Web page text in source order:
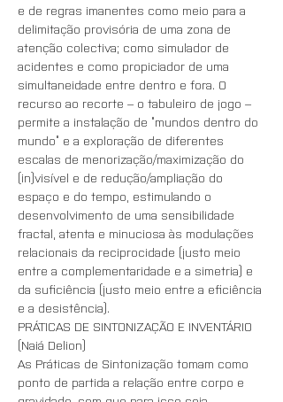
e de regras imanentes como meio para a
delimitação provisória de uma zona de
atenção colectiva; como simulador de
acidentes e como propiciador de uma
simultaneidade entre dentro e fora. O
recurso ao recorte – o tabuleiro de jogo –
permite a instalação de “mundos dentro do
mundo” e a exploração de diferentes
escalas de menorização/maximização do
(in)visível e de redução/ampliação do
espaço e do tempo, estimulando o
desenvolvimento de uma sensibilidade
fractal, atenta e minuciosa às modulações
relacionais da reciprocidade (justo meio
entre a complementaridade e a simetria) e
da suficiência (justo meio entre a eficiência
e a desistência).
PRÁTICAS DE SINTONIZAÇÃO E INVENTÁRIO
(Naiá Delion)
As Práticas de Sintonização tomam como
ponto de partida a relação entre corpo e